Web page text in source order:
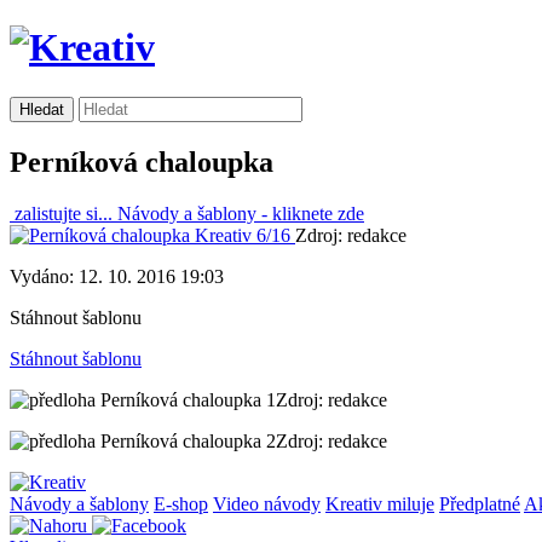
Perníková chaloupka
zalistujte si... Návody a šablony - kliknete zde
Zdroj: redakce
Vydáno: 12. 10. 2016 19:03
Stáhnout šablonu
Stáhnout šablonu
Zdroj: redakce
Zdroj: redakce
Návody a šablony E-shop Video návody Kreativ miluje Předplatné